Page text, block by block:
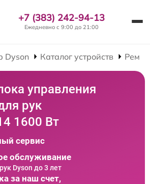
+7 (383) 242-94-13
Ежедневно с 9:00 до 21:00
Dyson Каталог устройств
управления
рук
1600 Вт
сервис
обслуживание
Dyson до 3 лет
за наш счет,